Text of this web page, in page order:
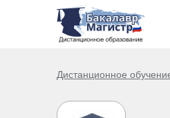
Дистанционное